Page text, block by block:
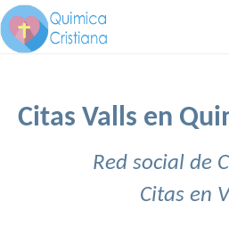
Citas Valls en
Red social de
Citas en